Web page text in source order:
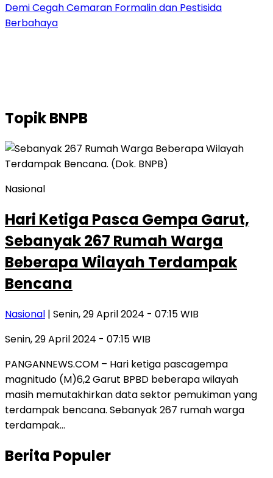
Demi Cegah Cemaran Formalin dan Pestisida
Berbahaya
TopikBNPB
Nasional
Hari Ketiga Pasca Gempa Garut,
Sebanyak 267 Rumah Warga
Beberapa Wilayah Terdampak
Bencana
Nasional | Senin, 29 April 2024 - 07:15 WIB
Senin, 29 April 2024 - 07:15 WIB
PANGANNEWS.COM – Hari ketiga pascagempa
magnitudo (M)6,2 Garut BPBD beberapa wilayah
masih memutakhirkan data sektor pemukiman yang
terdampak bencana. Sebanyak 267 rumah warga
terdampak…
Berita Populer